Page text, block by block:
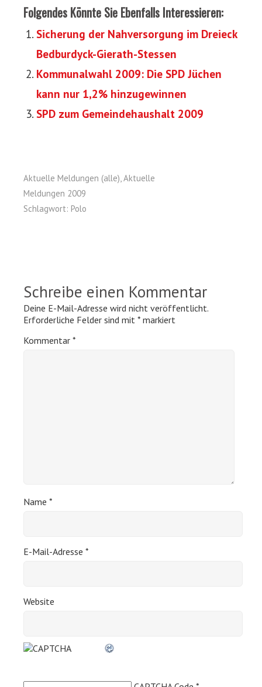
Folgendes Könnte Sie Ebenfalls Interessieren:
Sicherung der Nahversorgung im Dreieck
Bedburdyck-Gierath-Stessen
Kommunalwahl 2009: Die SPD Jüchen
kann nur 1,2% hinzugewinnen
SPD zum Gemeindehaushalt 2009
Aktuelle Meldungen (alle),Aktuelle
Meldungen 2009
Schlagwort: Polo
Schreibe einen Kommentar
Deine E-Mail-Adresse wird nicht veröffentlicht.
Erforderliche Felder sind mit * markiert
Kommentar *
Name *
E-Mail-Adresse *
Website